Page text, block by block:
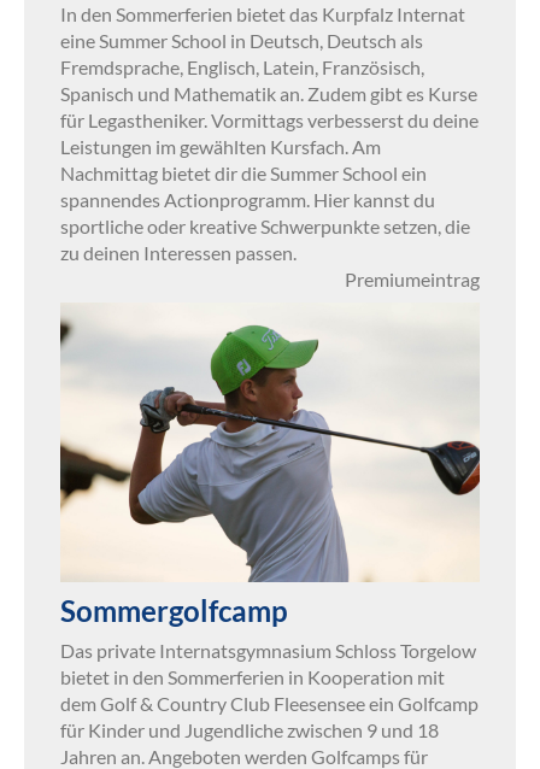
In den Sommerferien bietet das Kurpfalz Internat
eine Summer School in Deutsch, Deutsch als
Fremdsprache, Englisch, Latein, Französisch,
Spanisch und Mathematik an. Zudem gibt es Kurse
für Legastheniker. Vormittags verbesserst du deine
Leistungen im gewählten Kursfach. Am
Nachmittag bietet dir die Summer School ein
spannendes Actionprogramm. Hier kannst du
sportliche oder kreative Schwerpunkte setzen, die
zu deinen Interessen passen.
Premiumeintrag
Sommergolfcamp
Das private Internatsgymnasium Schloss Torgelow
bietet in den Sommerferien in Kooperation mit
dem Golf & Country Club Fleesensee ein Golfcamp
für Kinder und Jugendliche zwischen 9 und 18
Jahren an. Angeboten werden Golfcamps für